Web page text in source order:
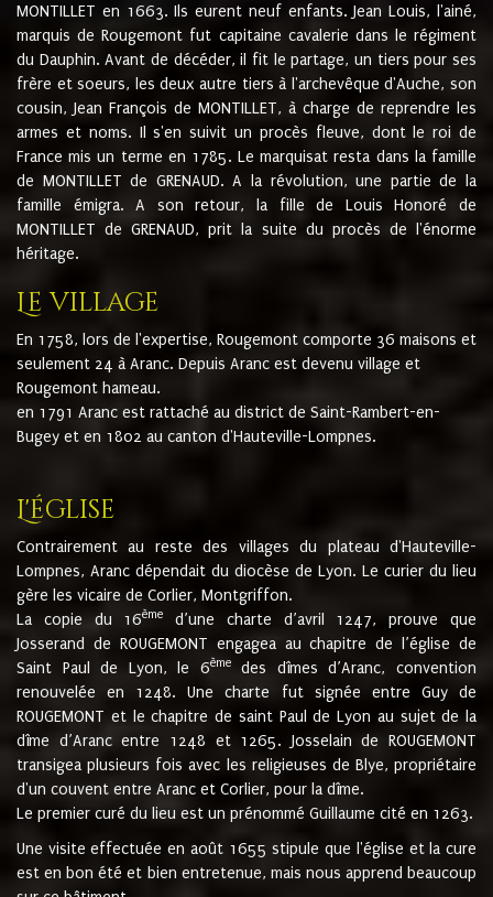
MONTILLET en 1663. Ils eurent neuf enfants. Jean Louis, l'ainé,
marquis de Rougemont fut capitaine cavalerie dans le régiment
du Dauphin. Avant de décéder, il fit le partage, un tiers pour ses
frère et soeurs, les deux autre tiers à l'archevêque d'Auche, son
cousin, Jean François de MONTILLET, à charge de reprendre les
armes et noms. Il s'en suivit un procès fleuve, dont le roi de
France mis un terme en 1785. Le marquisat resta dans la famille
de MONTILLET de GRENAUD. A la révolution, une partie de la
famille émigra. A son retour, la fille de Louis Honoré de
MONTILLET de GRENAUD, prit la suite du procès de l'énorme
héritage.
Le village
En 1758, lors de l'expertise, Rougemont comporte 36 maisons et
seulement 24 à Aranc. Depuis Aranc est devenu village et
Rougemont hameau.
en 1791 Aranc est rattaché au district de Saint-Rambert-en-
Bugey et en 1802 au canton d'Hauteville-Lompnes.
L'église
Contrairement au reste des villages du plateau d'Hauteville-
Lompnes, Aranc dépendait du diocèse de Lyon. Le curier du lieu
gère les vicaire de Corlier, Montgriffon.
La copie du 16ème
d’une charte d’avril 1247, prouve que
Josserand de ROUGEMONT engagea au chapitre de l’église de
Saint Paul de Lyon, le 6èmedes dîmes d’Aranc, convention
renouvelée en 1248. Une charte fut signée entre Guy de
ROUGEMONT et le chapitre de saint Paul de Lyon au sujet de la
dîme d’Aranc entre 1248 et 1265. Josselain de ROUGEMONT
transigea plusieurs fois avec les religieuses de Blye, propriétaire
d'un couvent entre Aranc et Corlier, pour la dîme.
Le premier curé du lieu est un prénommé Guillaume cité en 1263.
Une visite effectuée en août 1655 stipule que l'église et la cure
est en bon été et bien entretenue, mais nous apprend beaucoup